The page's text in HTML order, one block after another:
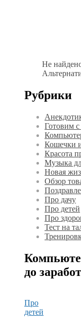
Не
Рубрики
Готовим с
Кошечки
Красота
Музыка
Новая
Обзор
Про дачу
Про детей
Про
Тест на
до
Про
детей